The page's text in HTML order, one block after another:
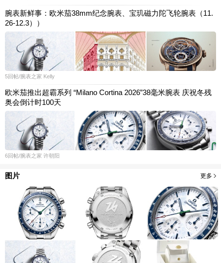
腕表新鲜事：欧米茄38mm纪念腕表、宝玑磁力陀飞轮腕表（11.
26-12.3））
5回帖/腕表之家 Kelly
欧米茄推出超霸系列 “Milano Cortina 2026”38毫米腕表 庆祝冬残
奥会倒计时100天
6回帖/腕表之家 许朝阳
图片 更多